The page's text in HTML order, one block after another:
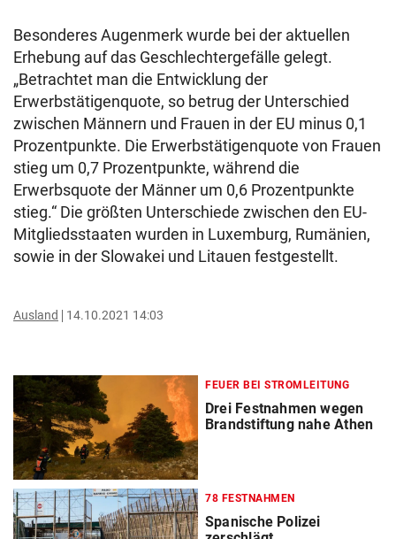
Besonderes Augenmerk wurde bei der aktuellen
Erhebung auf das Geschlechtergefälle gelegt.
„Betrachtet man die Entwicklung der
Erwerbstätigenquote, so betrug der Unterschied
zwischen Männern und Frauen in der EU minus 0,1
Prozentpunkte. Die Erwerbstätigenquote von Frauen
stieg um 0,7 Prozentpunkte, während die
Erwerbsquote der Männer um 0,6 Prozentpunkte
stieg.“ Die größten Unterschiede zwischen den EU-
Mitgliedsstaaten wurden in Luxemburg, Rumänien,
sowie in der Slowakei und Litauen festgestellt.
Ausland 14.10.2021 14:03
FEUER BEI STROMLEITUNG
Drei Festnahmen wegen
Brandstiftung nahe Athen
78 FESTNAHMEN
Spanische Polizei